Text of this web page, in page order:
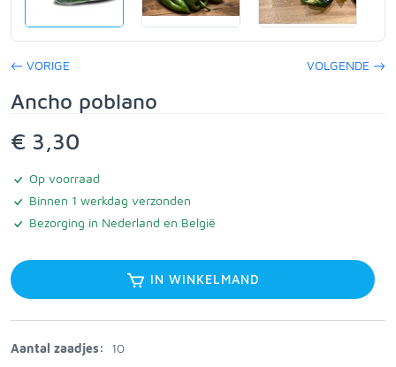
VORIGE VOLGENDE
Ancho poblano
€ 3,30
Op voorraad
Binnen 1 werkdag verzonden
Bezorging in Nederland en België
IN WINKELMAND
Aantal zaadjes:
10